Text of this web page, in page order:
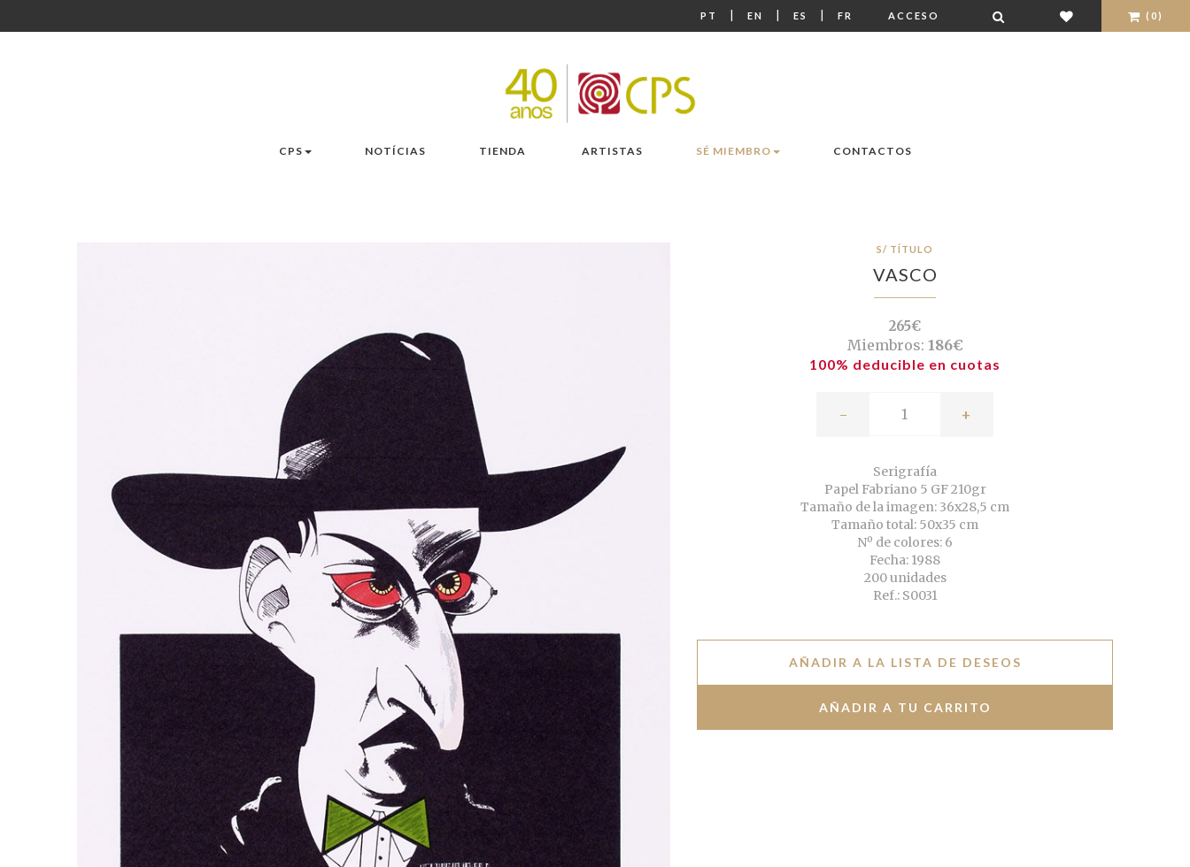
PT | EN | ES | FR ACCESO (0)
CPS NOTÍCIAS TIENDA ARTISTAS SÉ MIEMBRO CONTACTOS
S/ TÍTULO
VASCO
265€
Miembros: 186€
100% deducible en cuotas
- +
Serigrafía
Papel Fabriano 5 GF 210gr
Tamaño de la imagen: 36x28,5 cm
Tamaño total: 50x35 cm
Nº de colores: 6
Fecha: 1988
200 unidades
Ref.: S0031
AÑADIR A LA LISTA DE DESEOS